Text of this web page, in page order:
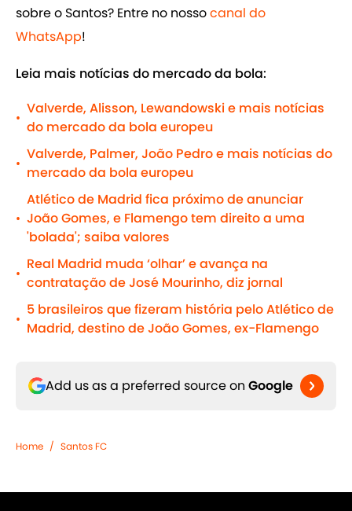
sobre o Santos? Entre no nossocanal do
WhatsApp!
Leia mais notícias do mercado da bola:
•
Valverde, Alisson, Lewandowski e mais notícias
do mercado da bola europeu
•
Valverde, Palmer, João Pedro e mais notícias do
mercado da bola europeu
•
Atlético de Madrid fica próximo de anunciar
João Gomes, e Flamengo tem direito a uma
'bolada'; saiba valores
•
Real Madrid muda ‘olhar’ e avança na
contratação de José Mourinho, diz jornal
•
5 brasileiros que fizeram história pelo Atlético de
Madrid, destino de João Gomes, ex-Flamengo
Add us as a preferred source on Google
Home / Santos FC